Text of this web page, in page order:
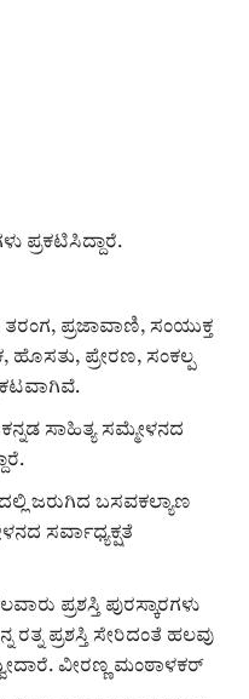
ಪ್ರಕಟಿಸಿದ್ದಾರೆ.
ಪ್ರಜಾವಾಣಿ, ಸಂಯುಕ್ತ
ಪ್ರೇರಣ, ಸಂಕಲ್ಪ
ಸಾಹಿತ್ಯ ಸಮ್ಮೇಳನದ
ಜರುಗಿದ ಬಸವಕಲ್ಯಾಣ
ಸರ್ವಾಧ್ಯಕ್ಷತೆ
ಪ್ರಶಸ್ತಿ ಪುರಸ್ಕಾರಗಳು
ರತ್ನ ಪ್ರಶಸ್ತಿ ಸೇರಿದಂತೆ ಹಲವು
ವೀರಣ್ಣ ಮಂಠಾಳಕರ್